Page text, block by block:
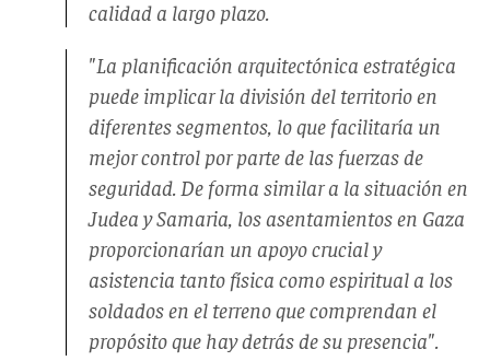
calidad a largo plazo.
"La planificación arquitectónica estratégica
puede implicar la división del territorio en
diferentes segmentos, lo que facilitaría un
mejor control por parte de las fuerzas de
seguridad. De forma similar a la situación en
Judea y Samaria, los asentamientos en Gaza
proporcionarían un apoyo crucial y
asistencia tanto física como espiritual a los
soldados en el terreno que comprendan el
propósito que hay detrás de su presencia".